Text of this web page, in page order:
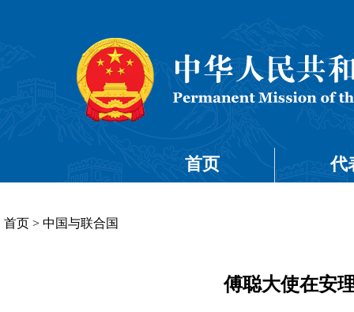
首页 代
首页 > 中国与联合国
傅聪大使在安